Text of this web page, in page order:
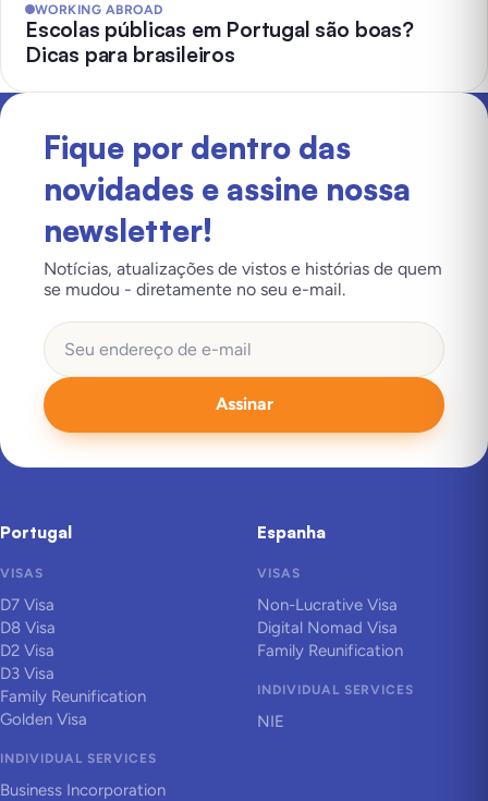
WORKING ABROAD
Escolas públicas em Portugal são boas?
Dicas para brasileiros
Fique por dentro das
novidades e assine nossa
newsletter!
Notícias, atualizações de vistos e histórias de quem
se mudou - diretamente no seu e-mail.
Assinar
Portugal
VISAS
D7 Visa
D8 Visa
D2 Visa
D3 Visa
Family Reunification
Golden Visa
INDIVIDUAL SERVICES
Business Incorporation
Espanha
VISAS
Non-Lucrative Visa
Digital Nomad Visa
Family Reunification
INDIVIDUAL SERVICES
NIE